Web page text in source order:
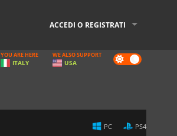
ACCEDI O REGISTRATI
Dark
mode
YOU ARE HERE
ITALY
WE ALSO SUPPORT
USA
PC PS4